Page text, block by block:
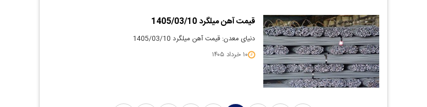
قیمت آهن میلگرد 1405/03/10
دنیای معدن: قیمت آهن میلگرد 1405/03/10
۱۰ خرداد ۱۴۰۵